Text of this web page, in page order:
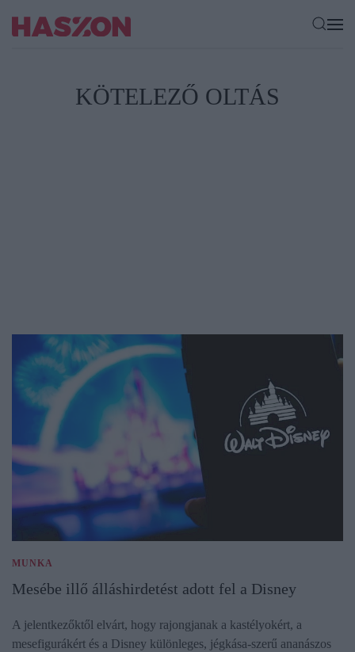
KÖTELEZŐ OLTÁS
MUNKA
Mesébe illő álláshirdetést adott fel a Disney
A jelentkezőktől elvárt, hogy rajongjanak a kastélyokért, a
mesefigurákért és a Disney különleges, jégkása-szerű ananászos